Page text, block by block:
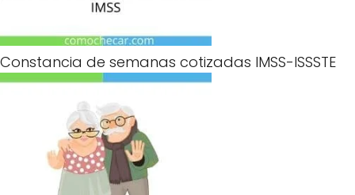
Constancia de semanas cotizadas IMSS-ISSSTE